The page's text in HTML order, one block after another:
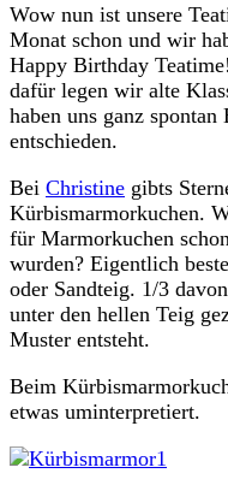
Co.
–
Teatime
Oktober
Wow nun ist unsere
Monat schon und wir
Happy Birthday
dafür legen wir alte
haben uns ganz
entschieden.
Bei Christine gibts
Kürbismarmorkuchen.
für Marmorkuchen
wurden? Eigentlich
oder Sandteig. 1/3
unter den hellen Teig
Muster entsteht.
Beim
etwas uminterpretiert.